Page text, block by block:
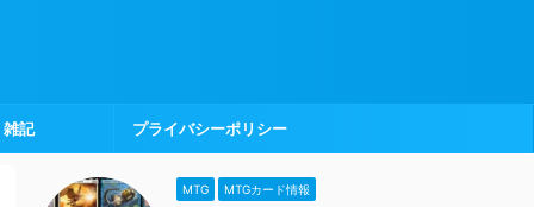
雑記 プライバシーポリシー
MTG MTGカード情報